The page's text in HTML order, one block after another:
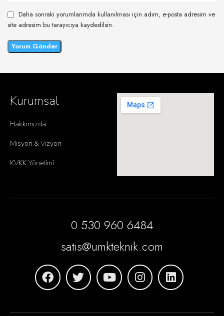
Daha sonraki yorumlarımda kullanılması için adım, e-posta adresim ve
site adresim bu tarayıcıya kaydedilsin.
Kurumsal
Hakkımızda
Misyon & Vizyon
KVKK Yönetimi
0 530 960 6484
satis@umkteknik.com